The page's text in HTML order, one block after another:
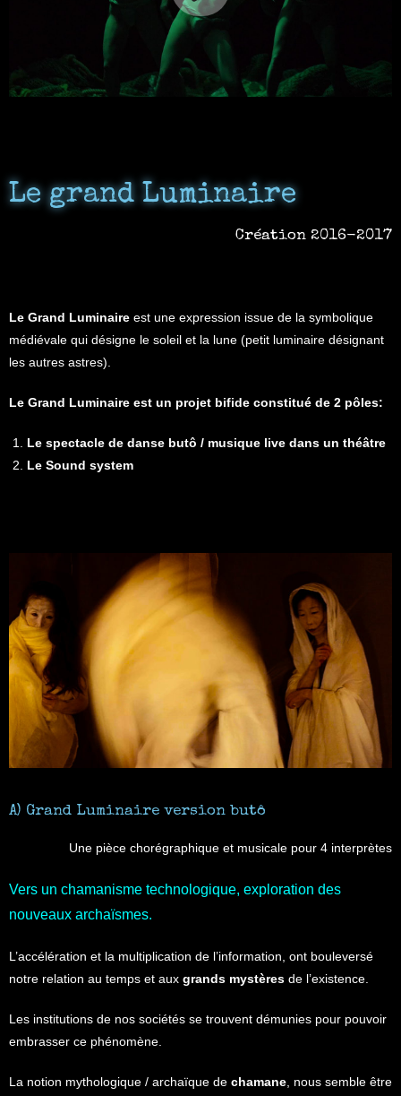
Le grand Luminaire
Création 2016-2017
Le Grand Luminaire est une expression issue de la symbolique
médiévale qui désigne le soleil et la lune (petit luminaire désignant
les autres astres).
Le Grand Luminaire est un projet bifide constitué de 2 pôles:
Le spectacle de danse butô / musique live dans un théâtre
Le Sound system
A) Grand Luminaire version butô
Une pièce chorégraphique et musicale pour 4 interprètes
Vers un chamanisme technologique, exploration des
nouveaux archaïsmes.
L’accélération et la multiplication de l’information, ont bouleversé
notre relation au temps et aux grands mystères de l’existence.
Les institutions de nos sociétés se trouvent démunies pour pouvoir
embrasser ce phénomène.
La notion mythologique / archaïque de chamane, nous semble être